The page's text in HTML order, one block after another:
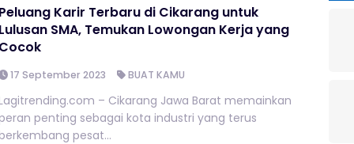
Karir Terbaru di Cikarang untuk
SMA, Temukan Lowongan Kerja yang
17 September 2023 BUAT KAMU
– Cikarang Jawa Barat memainkan
penting sebagai kota industri yang terus
pesat...